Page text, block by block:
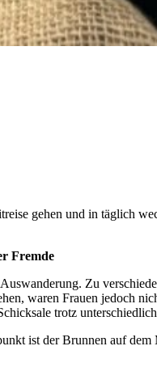
gehen und in täglich
Fremde
Zu
waren Frauen jedoch
trotz
ist der Brunnen auf dem